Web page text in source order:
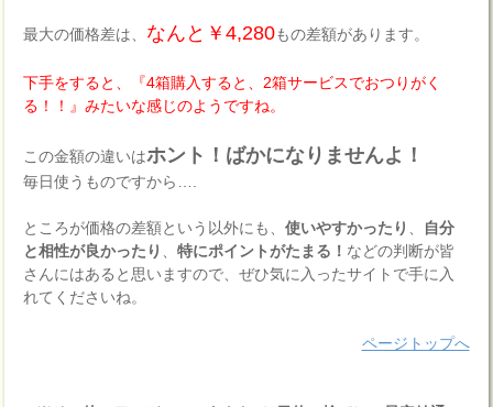
最大の価格差は、 なんと￥4,280もの差額があります。
下手をすると、『4箱購入すると、2箱サービスでおつりがく
る！！』みたいな感じのようですね。
この金額の違いはホント！ばかになりませんよ！
毎日使うものですから….
ところが価格の差額という以外にも、使いやすかったり
自分
と相性が良かったり
、特にポイントがたまる！ などの判断が皆
さんにはあると思いますので、ぜひ気に入ったサイトで手に入
れてくださいね。
ページトップへ